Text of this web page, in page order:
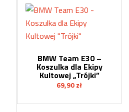
BMW Team E30 –
Koszulka dla Ekipy
Kultowej „Trójki”
69,90 zł